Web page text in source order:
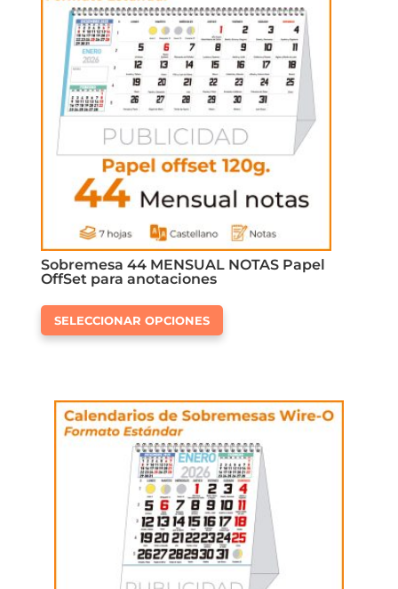
se
pueden
elegir
en
la
página
de
producto
Sobremesa 44 MENSUAL NOTAS Papel
OffSet para anotaciones
SELECCIONAR OPCIONES
Este
variantes.
Las
opciones
se
pueden
elegir
en
la
página